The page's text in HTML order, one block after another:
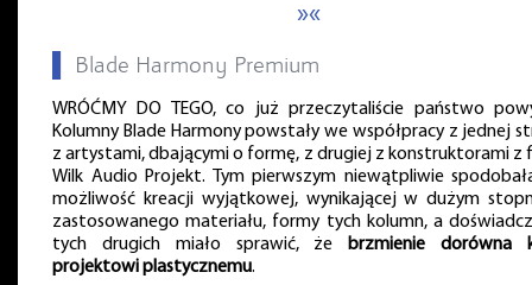
»«
Blade Harmony Premium
WRÓĆMY DO TEGO, co już przeczytaliście państwo
Kolumny Blade Harmony powstały we współpracy z jednej
z artystami, dbającymi o formę, z drugiej z konstruktorami z
Wilk Audio Projekt. Tym pierwszym niewątpliwie
możliwość kreacji wyjątkowej, wynikającej w dużym
zastosowanego materiału, formy tych kolumn, a
tych drugich miało sprawić, że
brzmienie dorówna
projektowi plastycznemu.